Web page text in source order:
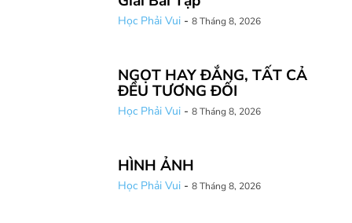
Học Phải Vui - 8 Tháng 8, 2026
NGỌT HAY ĐẮNG, TẤT CẢ
ĐỀU TƯƠNG ĐỐI
Học Phải Vui - 8 Tháng 8, 2026
HÌNH ẢNH
Học Phải Vui - 8 Tháng 8, 2026